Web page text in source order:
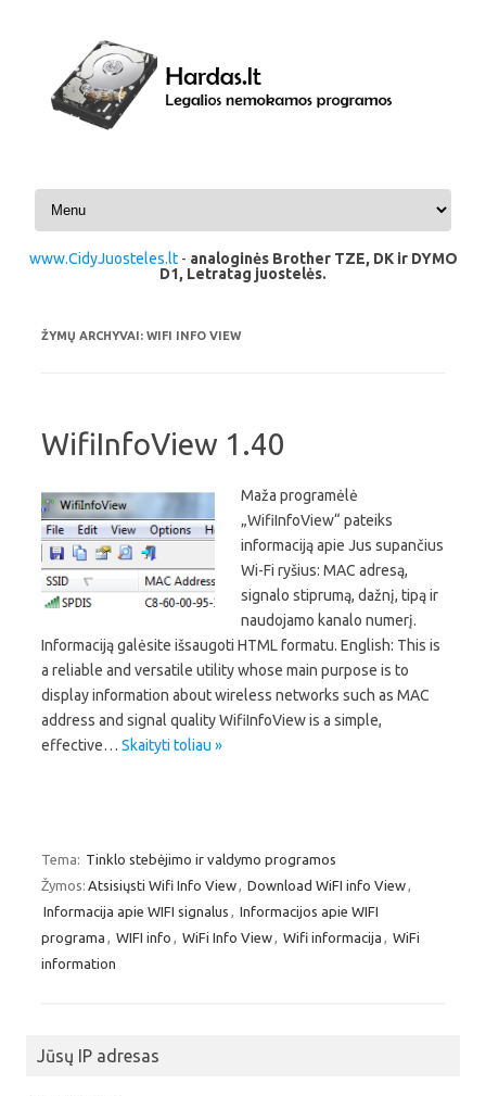
Pereiti prie turinio
www.CidyJuosteles.lt- analoginės Brother TZE, DK ir DYMO
D1, Letratag juostelės.
ŽYMŲ ARCHYVAI: WIFI INFO VIEW
WifiInfoView 1.40
Maža programėlė
„WifiInfoView“ pateiks
informaciją apie Jus supančius
Wi-Fi ryšius: MAC adresą,
signalo stiprumą, dažnį, tipą ir
naudojamo kanalo numerį.
Informaciją galėsite išsaugoti HTML formatu. English: This is
a reliable and versatile utility whose main purpose is to
display information about wireless networks such as MAC
address and signal quality WifiInfoView is a simple,
effective… Skaityti toliau »
Tema: Tinklo stebėjimo ir valdymo programos
Žymos: Atsisiųsti Wifi Info View Download WiFI info View
Informacija apie WIFI signalus
Informacijos apie WIFI
programa
WIFI info WiFi Info View Wifi informacija
WiFi
information
Jūsų IP adresas